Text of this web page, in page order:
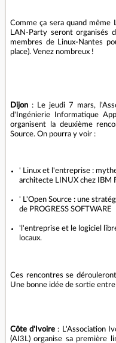
Comme ça sera quand
LAN-Party seront organisés
membres de Linux-Nantes
place). Venez nombreux !
Dijon : Le jeudi 7 mars,
d'Ingénierie Informatique
organisent la deuxième
Source. On pourra y voir :
' Linux et l'entreprise :
architecte LINUX chez IBM
' L'Open Source : une
de PROGRESS SOFTWARE
'l'entreprise et le logiciel
locaux.
Ces rencontres se
Une bonne idée de sortie entre
Côte d'Ivoire : L'Association
(AI3L) organise sa première